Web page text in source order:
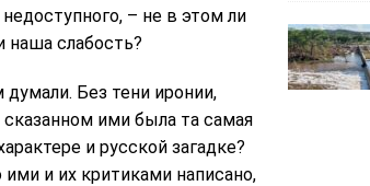
– не в этом ли
наша слабость?
Без тени иронии,
сказанном ими была та самая
и русской загадке?
и их критиками написано,